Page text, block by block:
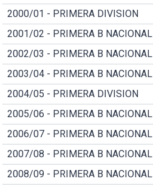
2000/01 - PRIMERA DIVISION
2001/02 - PRIMERA B NACIONAL
2002/03 - PRIMERA B NACIONAL
2003/04 - PRIMERA B NACIONAL
2004/05 - PRIMERA DIVISION
2005/06 - PRIMERA B NACIONAL
2006/07 - PRIMERA B NACIONAL
2007/08 - PRIMERA B NACIONAL
2008/09 - PRIMERA B NACIONAL